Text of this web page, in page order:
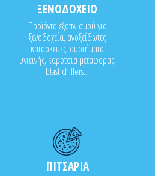
ΞΕΝΟΔΟΧΕΙΟ
Προϊόντα εξοπλισμού για
ξενοδοχεία, ανοξείδωτες
κατασκευές, συστήματα
υγιεινής, καρότσια μεταφοράς,
blast chillers...
ΠΙΤΣΑΡΙΑ